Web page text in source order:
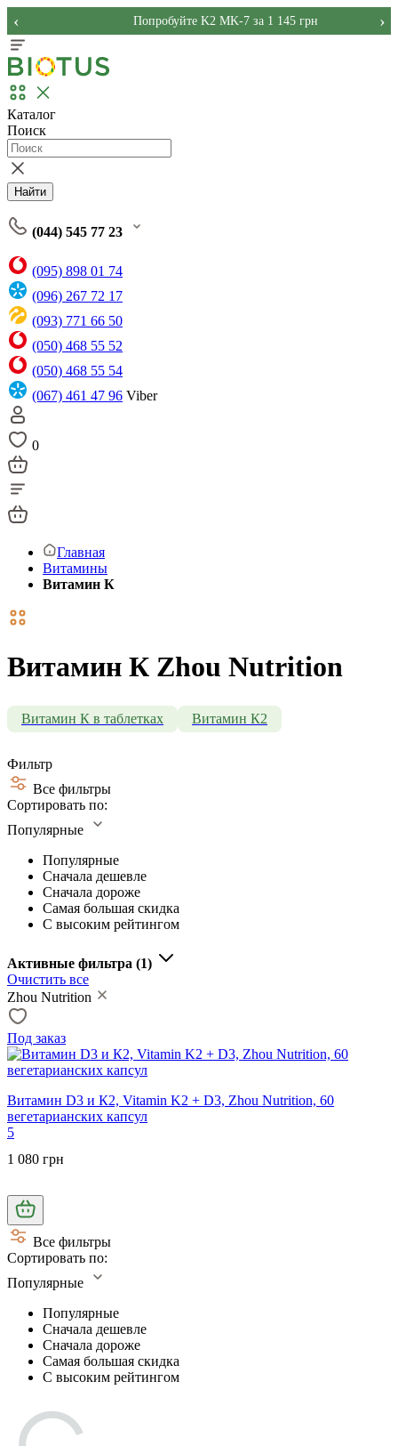
Попробуйте K2 MK-7 за 1 145 грн
‹ ›
Каталог
Поиск
Найти
(044) 545 77 23
(095) 898 01 74
(096) 267 72 17
(093) 771 66 50
(050) 468 55 52
(050) 468 55 54
(067) 461 47 96 Viber
0
Главная
Витамины
Витамин К
Витамин К Zhou Nutrition
Витамин К в таблетках Витамин К2
Фильтр
Все фильтры
Сортировать по:
Популярные
Популярные
Сначала дешевле
Сначала дороже
Самая большая скидка
С высоким рейтингом
Активные фильтра (1)
Очистить все
Zhou Nutrition
Под заказ
Витамин D3 и К2, Vitamin K2 + D3, Zhou Nutrition, 60
вегетарианских капсул
5
1 080 грн
Все фильтры
Сортировать по:
Популярные
Популярные
Сначала дешевле
Сначала дороже
Самая большая скидка
С высоким рейтингом